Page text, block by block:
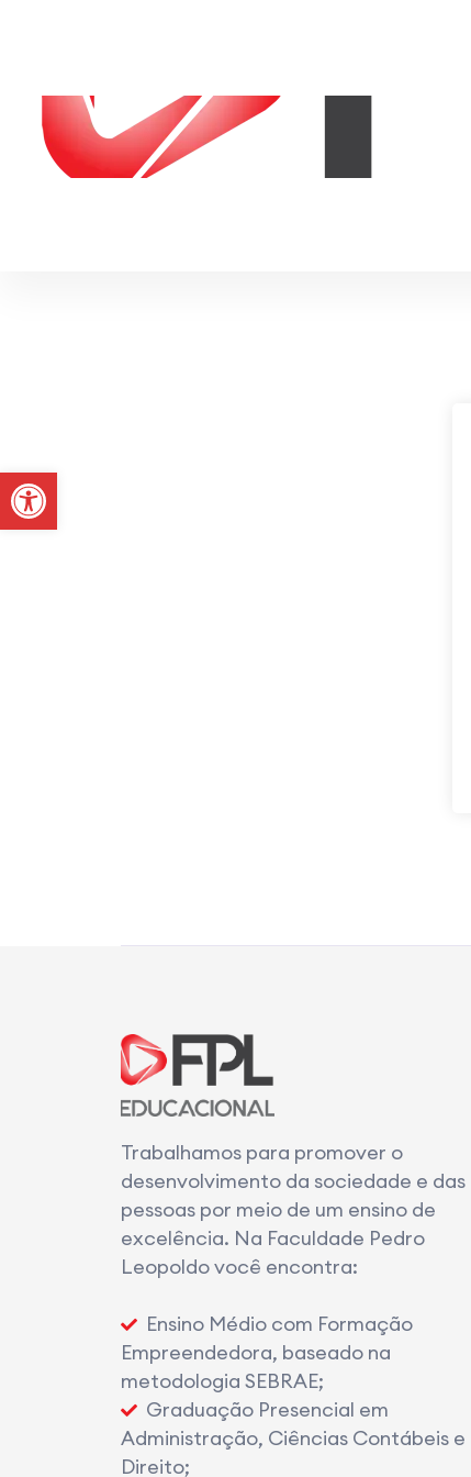
Trabalhamos para promover o
desenvolvimento da sociedade e das
pessoas por meio de um ensino de
excelência. Na Faculdade Pedro
Leopoldo você encontra:
Ensino Médio com Formação
Empreendedora, baseado na
metodologia SEBRAE;
Graduação Presencial em
Administração, Ciências Contábeis e
Direito;
Abrir a barra de ferramentas